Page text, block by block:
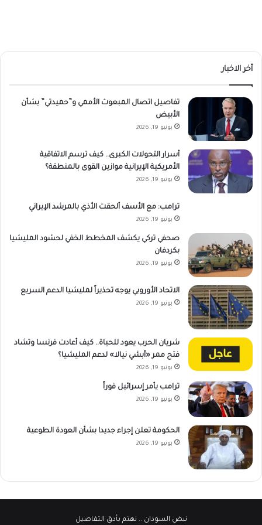
أخر الاخبار
تفاصيل اتصال المبعوث الأممي و”حميدتي” بشأن
الأبيض
يونيو 19, 2026
أسرار التحولات الكبرى.. كيف ترسم الاتفاقية
الأمريكية الإيرانية موازين القوى بالمنطقة؟
يونيو 19, 2026
ترامب: مع الأسف ألحقت الأذي بالمرشد الإيراني
يونيو 19, 2026
صحفي تركي يكشف المخطط الخفي لحشود المليشيا
بكردفان
يونيو 19, 2026
الاتحاد الأوروبي يوجه تحذيراً لمليشيا الدعم السريع
يونيو 19, 2026
شريان الحرب يعود للحياة.. كيف أعادت فرنسا وتشاد
فتح ممر «أبشي نيالا» لدعم المليشيا؟
يونيو 19, 2026
ترامب يأمر إسرائيل فوراً
يونيو 19, 2026
الحكومة تعلن إجراء جديدا بشأن العودة الطوعية
يونيو 19, 2026
نبض السودان .. نهتم بأدق التفاصيل